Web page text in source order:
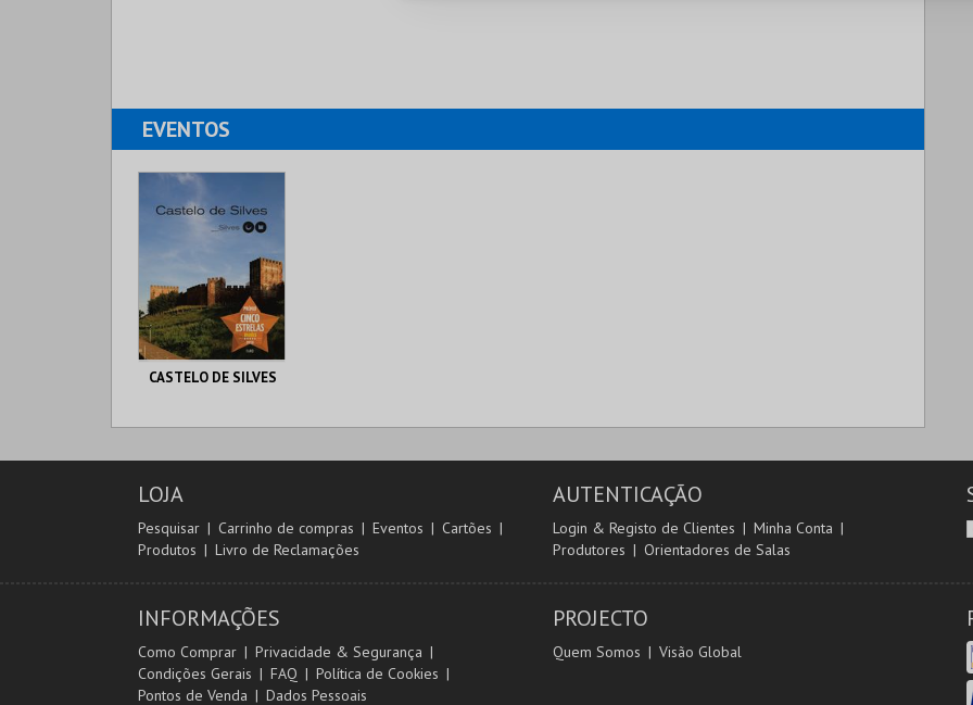
EVENTOS
CASTELO DE SILVES
COMPRAR
LOJA
Pesquisar Carrinho de compras Eventos
Cartões
Produtos
Livro de Reclamações
AUTENTICAÇÃO
Login & Registo de Clientes
Minha Conta
Produtores
Orientadores de Salas
INFORMAÇÕES
Como Comprar
Privacidade & Segurança
Condições Gerais
FAQ
Política de Cookies
Pontos de Venda
Dados Pessoais
PROJECTO
Quem Somos Visão Global